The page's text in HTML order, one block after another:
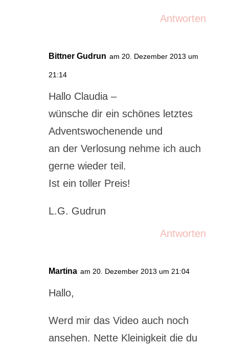
Antworten
Bittner Gudrun am 20. Dezember 2013 um
21:14
Hallo Claudia –
wünsche dir ein schönes letztes
Adventswochenende und
an der Verlosung nehme ich auch
gerne wieder teil.
Ist ein toller Preis!
L.G. Gudrun
Antworten
Martina am 20. Dezember 2013 um 21:04
Hallo,
Werd mir das Video auch noch
ansehen. Nette Kleinigkeit die du